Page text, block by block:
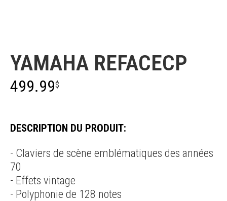
YAMAHA REFACECP
499.99$
DESCRIPTION DU PRODUIT:
- Claviers de scène emblématiques des années
70
- Effets vintage
- Polyphonie de 128 notes